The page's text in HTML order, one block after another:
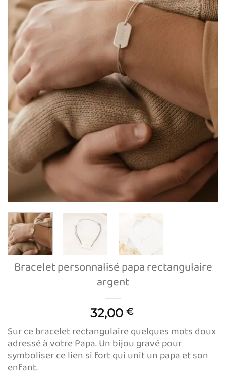
Bracelet personnalisé papa rectangulaire
argent
32,00 €
Sur ce bracelet rectangulaire quelques mots doux
adressé à votre Papa. Un bijou gravé pour
symboliser ce lien si fort qui unit un papa et son
enfant.